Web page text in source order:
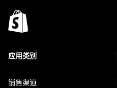
应用类别
销售渠道